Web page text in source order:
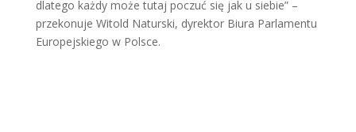
dlatego każdy może tutaj poczuć się jak u siebie” –
przekonuje Witold Naturski, dyrektor Biura Parlamentu
Europejskiego w Polsce.